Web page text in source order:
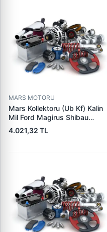
MARS MOTORU
Mars Kollektoru (Ub Kf) Kalin
Mil Ford Magirus Shibau
TM30 Steyr | MAKO
72313641 | OEM 72313641
4.021,32 TL